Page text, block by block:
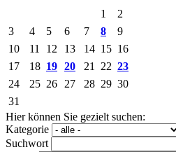
1
2
3
4 5 6 7 8
9
10
11 12 13 14 15 16
17
18 19 20 21 22 23
24
25 26 27 28 29 30
31
Hier können Sie gezielt suchen:
Kategorie
Suchwort